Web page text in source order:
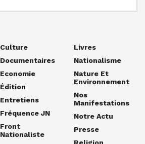
Culture
Documentaires
Economie
Édition
Entretiens
Fréquence JN
Front
Nationaliste
Livres
Nationalisme
Nature Et
Environnement
Nos
Manifestations
Notre Actu
Presse